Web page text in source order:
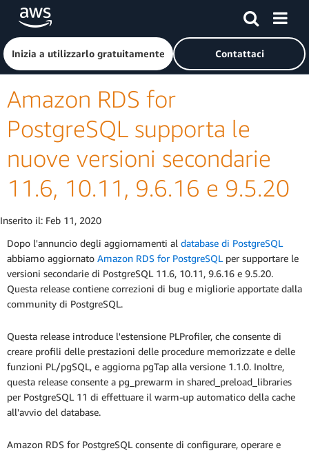
Passa al contenuto principale
Fai clic qui per tornare alla home page di Amazon Web
Inizia a utilizzarlo gratuitamente Contattaci
Amazon RDS for
PostgreSQL supporta le
nuove versioni secondarie
11.6, 10.11, 9.6.16 e 9.5.20
Inserito il: Feb 11, 2020
Dopo l'annuncio degli aggiornamenti al database di PostgreSQL
abbiamo aggiornato Amazon RDS for PostgreSQL per supportare le
versioni secondarie di PostgreSQL 11.6, 10.11, 9.6.16 e 9.5.20.
Questa release contiene correzioni di bug e migliorie apportate dalla
community di PostgreSQL.
Questa release introduce l'estensione PLProfiler, che consente di
creare profili delle prestazioni delle procedure memorizzate e delle
funzioni PL/pgSQL, e aggiorna pgTap alla versione 1.1.0. Inoltre,
questa release consente a pg_prewarm in shared_preload_libraries
per PostgreSQL 11 di effettuare il warm-up automatico della cache
all'avvio del database.
Amazon RDS for PostgreSQL consente di configurare, operare e